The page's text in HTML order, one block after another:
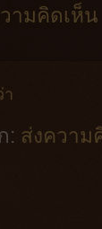
ามคิดเห็น
: ส่งความ